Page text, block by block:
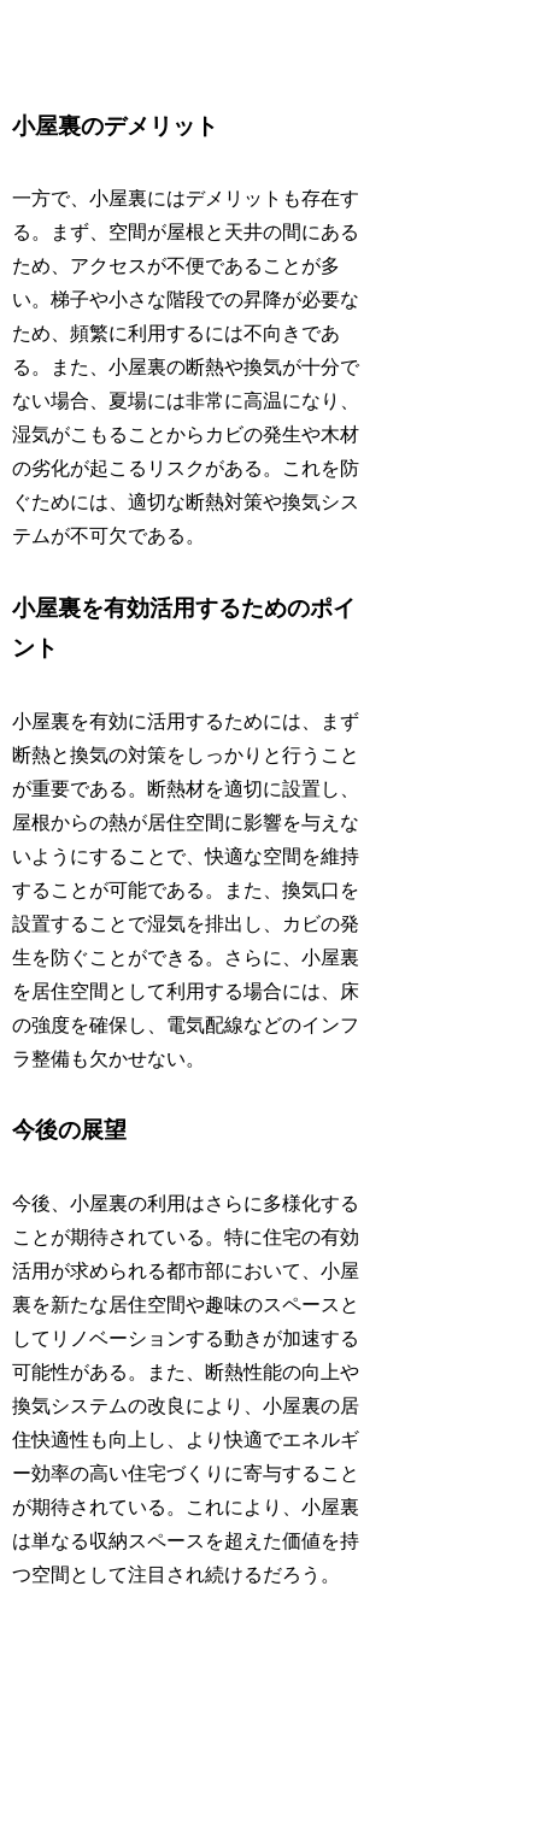
小屋裏のデメリット
一方で、小屋裏にはデメリットも存在す
る。まず、空間が屋根と天井の間にある
ため、アクセスが不便であることが多
い。梯子や小さな階段での昇降が必要な
ため、頻繁に利用するには不向きであ
る。また、小屋裏の断熱や換気が十分で
ない場合、夏場には非常に高温になり、
湿気がこもることからカビの発生や木材
の劣化が起こるリスクがある。これを防
ぐためには、適切な断熱対策や換気シス
テムが不可欠である。
小屋裏を有効活用するためのポイ
ント
小屋裏を有効に活用するためには、まず
断熱と換気の対策をしっかりと行うこと
が重要である。断熱材を適切に設置し、
屋根からの熱が居住空間に影響を与えな
いようにすることで、快適な空間を維持
することが可能である。また、換気口を
設置することで湿気を排出し、カビの発
生を防ぐことができる。さらに、小屋裏
を居住空間として利用する場合には、床
の強度を確保し、電気配線などのインフ
ラ整備も欠かせない。
今後の展望
今後、小屋裏の利用はさらに多様化する
ことが期待されている。特に住宅の有効
活用が求められる都市部において、小屋
裏を新たな居住空間や趣味のスペースと
してリノベーションする動きが加速する
可能性がある。また、断熱性能の向上や
換気システムの改良により、小屋裏の居
住快適性も向上し、より快適でエネルギ
ー効率の高い住宅づくりに寄与すること
が期待されている。これにより、小屋裏
は単なる収納スペースを超えた価値を持
つ空間として注目され続けるだろう。